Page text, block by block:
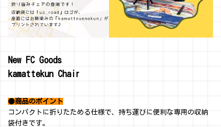
New FC Goods
kamattekun Chair
●商品のポイント
コンパクトに折りたためる仕様で、持ち運びに便利な専用の収納
袋付きです。